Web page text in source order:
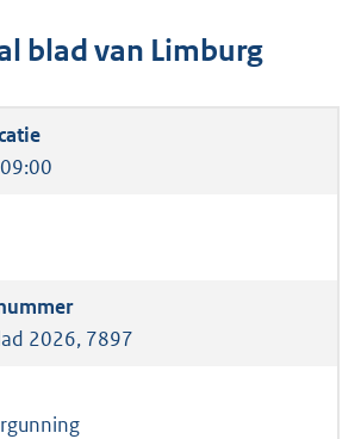
blad van Limburg
2026, 7897